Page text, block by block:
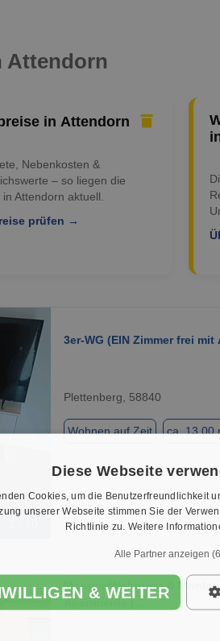
Attendorn
in Attendorn
Nebenkosten &
– so liegen die
Attendorn aktuell.
prüfen →
3er-WG (EIN Zimmer frei mit
Plettenberg, 58840
Wohnen auf Zeit ca. 13,00
MonteurWohnung &
Apartments |…
Diese Webseite
Cookies, um die Benutzerfreundlichkeit
unserer Webseite stimmen Sie der
Richtlinie zu. Weitere
Alle Partner anzeigen
& WEITER